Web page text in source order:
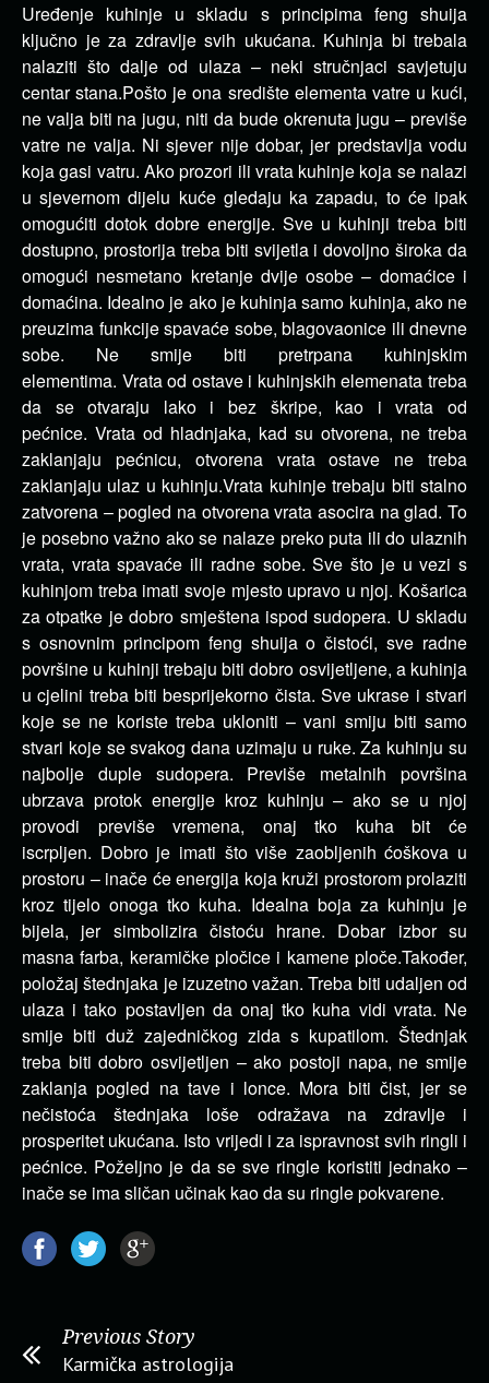
Uređenje kuhinje u skladu s principima feng shuija
ključno je za zdravlje svih ukućana. Kuhinja bi trebala
nalaziti što dalje od ulaza – neki stručnjaci savjetuju
centar stana.Pošto je ona središte elementa vatre u kući,
ne valja biti na jugu, niti da bude okrenuta jugu – previše
vatre ne valja. Ni sjever nije dobar, jer predstavlja vodu
koja gasi vatru. Ako prozori ili vrata kuhinje koja se nalazi
u sjevernom dijelu kuće gledaju ka zapadu, to će ipak
omogućiti dotok dobre energije. Sve u kuhinji treba biti
dostupno, prostorija treba biti svijetla i dovoljno široka da
omogući nesmetano kretanje dvije osobe – domaćice i
domaćina. Idealno je ako je kuhinja samo kuhinja, ako ne
preuzima funkcije spavaće sobe, blagovaonice ili dnevne
sobe. Ne smije biti pretrpana kuhinjskim
elementima. Vrata od ostave i kuhinjskih elemenata treba
da se otvaraju lako i bez škripe, kao i vrata od
pećnice. Vrata od hladnjaka, kad su otvorena, ne treba
zaklanjaju pećnicu, otvorena vrata ostave ne treba
zaklanjaju ulaz u kuhinju.Vrata kuhinje trebaju biti stalno
zatvorena – pogled na otvorena vrata asocira na glad. To
je posebno važno ako se nalaze preko puta ili do ulaznih
vrata, vrata spavaće ili radne sobe.Sve što je u vezi s
kuhinjom treba imati svoje mjesto upravo u njoj. Košarica
za otpatke je dobro smještena ispod sudopera. U skladu
s osnovnim principom feng shuija o čistoći, sve radne
površine u kuhinji trebaju biti dobro osvijetljene, a kuhinja
u cjelini treba biti besprijekorno čista. Sve ukrase i stvari
koje se ne koriste treba ukloniti – vani smiju biti samo
stvari koje se svakog dana uzimaju u ruke.Za kuhinju su
najbolje duple sudopera. Previše metalnih površina
ubrzava protok energije kroz kuhinju – ako se u njoj
provodi previše vremena, onaj tko kuha bit će
iscrpljen. Dobro je imati što više zaobljenih ćoškova u
prostoru – inače će energija koja kruži prostorom prolaziti
kroz tijelo onoga tko kuha. Idealna boja za kuhinju je
bijela, jer simbolizira čistoću hrane. Dobar izbor su
masna farba, keramičke pločice i kamene ploče.Također,
položaj štednjaka je izuzetno važan.Treba biti udaljen od
ulaza i tako postavljen da onaj tko kuha vidi vrata. Ne
smije biti duž zajedničkog zida s kupatilom. Štednjak
treba biti dobro osvijetljen – ako postoji napa, ne smije
zaklanja pogled na tave i lonce. Mora biti čist, jer se
nečistoća štednjaka loše odražava na zdravlje i
prosperitet ukućana. Isto vrijedi i za ispravnost svih ringli i
pećnice. Poželjno je da se sve ringle koristiti jednako –
inače se ima sličan učinak kao da su ringle pokvarene.
Previous Story
Karmička astrologija